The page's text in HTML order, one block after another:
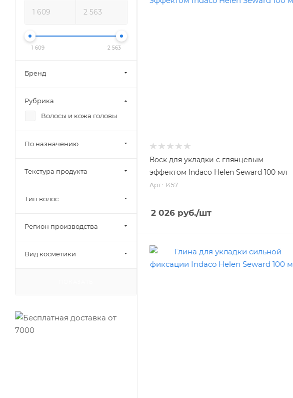
Воск для укладки с глянцевым
эффектом Indaco Helen Seward 100 мл
Арт.: 1457
2 026 руб./шт
1 609 2 563
Бренд
Рубрика
Волосы и кожа головы
По назначению
Текстура продукта
Тип волос
Регион производства
Вид косметики